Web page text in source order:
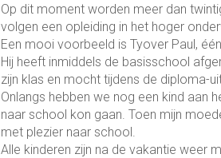
Op dit moment worden meer dan
volgen een opleiding in het hoger
Een mooi voorbeeld is Tyover Paul,
Hij heeft inmiddels de basisschool
zijn klas en mocht tijdens de diploma-
Onlangs hebben we nog een kind aan
naar school kon gaan. Toen mijn
met plezier naar school.
Alle kinderen zijn na de vakantie weer